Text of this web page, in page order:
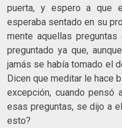
puerta, y espero a que
esperaba sentado en su
mente aquellas
preguntado ya que,
jamás se había tomado el
Dicen que meditar le hace
excepción, cuando pensó
esas preguntas, se dijo a
esto?